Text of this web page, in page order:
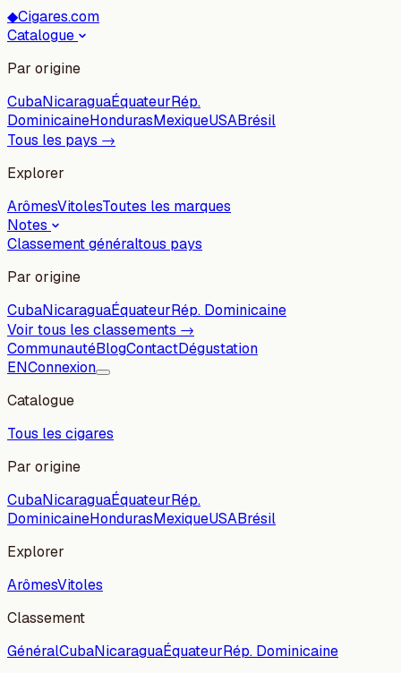
◆Cigares.com
Catalogue
Par origine
CubaNicaraguaÉquateurRép.
DominicaineHondurasMexiqueUSABrésil
Tous les pays →
Explorer
ArômesVitolesToutes les marques
Notes
Classement généraltous pays
Par origine
CubaNicaraguaÉquateurRép. Dominicaine
Voir tous les classements →
CommunautéBlogContactDégustation
ENConnexion
Catalogue
Tous les cigares
Par origine
CubaNicaraguaÉquateurRép.
DominicaineHondurasMexiqueUSABrésil
Explorer
ArômesVitoles
Classement
GénéralCubaNicaraguaÉquateurRép. Dominicaine